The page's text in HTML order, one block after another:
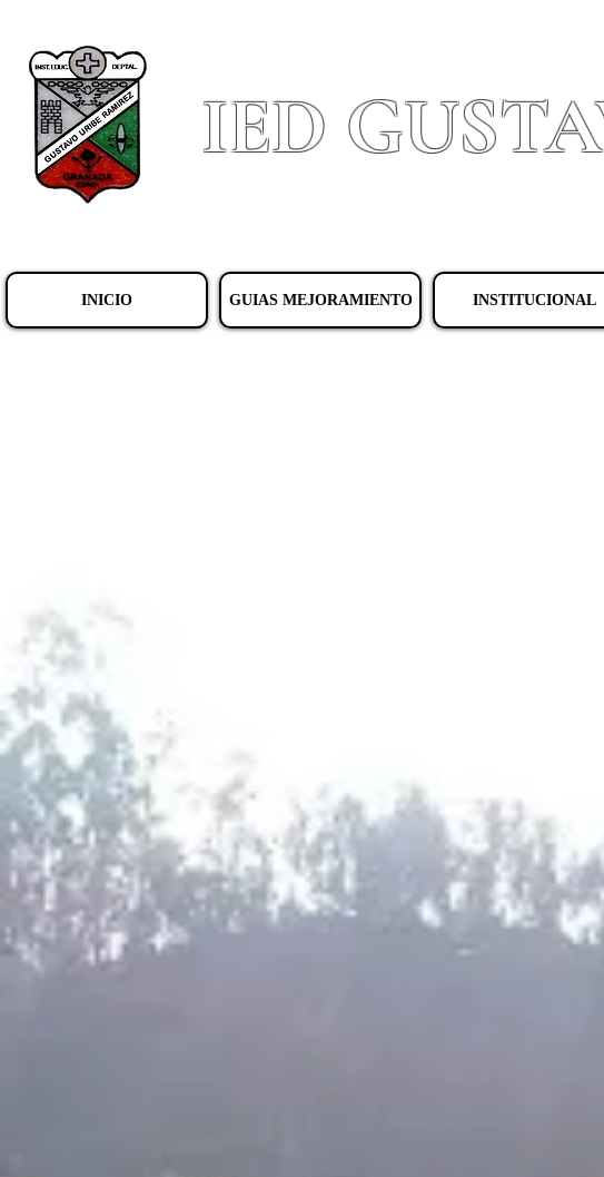
IED
INICIO GUIAS MEJORAMIENTO INSTITUCIONAL